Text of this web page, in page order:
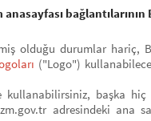
anasayfası
olduğu durumlar hariç,
("Logo")
kullanabilirsiniz, başka
adresindeki ana